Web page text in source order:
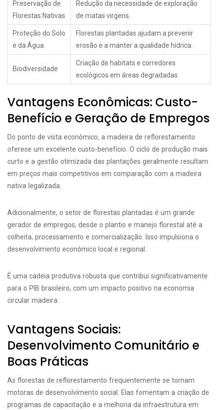
Preservação de
Florestas Nativas
Redução da necessidade de exploração
de matas virgens.
Proteção do Solo
e da Água
Florestas plantadas ajudam a prevenir
erosão e a manter a qualidade hídrica.
Biodiversidade
Criação de habitats e corredores
ecológicos em áreas degradadas.
Vantagens Econômicas: Custo-
Benefício e Geração de Empregos
Do ponto de vista econômico, a madeira de reflorestamento
oferece um excelente custo-benefício. O ciclo de produção mais
curto e a gestão otimizada das plantações geralmente resultam
em preços mais competitivos em comparação com a madeira
nativa legalizada.
Adicionalmente, o setor de florestas plantadas é um grande
gerador de empregos, desde o plantio e manejo florestal até a
colheita, processamento e comercialização. Isso impulsiona o
desenvolvimento econômico local e regional.
É uma cadeia produtiva robusta que contribui significativamente
para o PIB brasileiro, com um impacto positivo na economia
circular madeira.
Vantagens Sociais:
Desenvolvimento Comunitário e
Boas Práticas
As florestas de reflorestamento frequentemente se tornam
motoras de desenvolvimento social. Elas fomentam a criação de
programas de capacitação e a melhoria da infraestrutura em